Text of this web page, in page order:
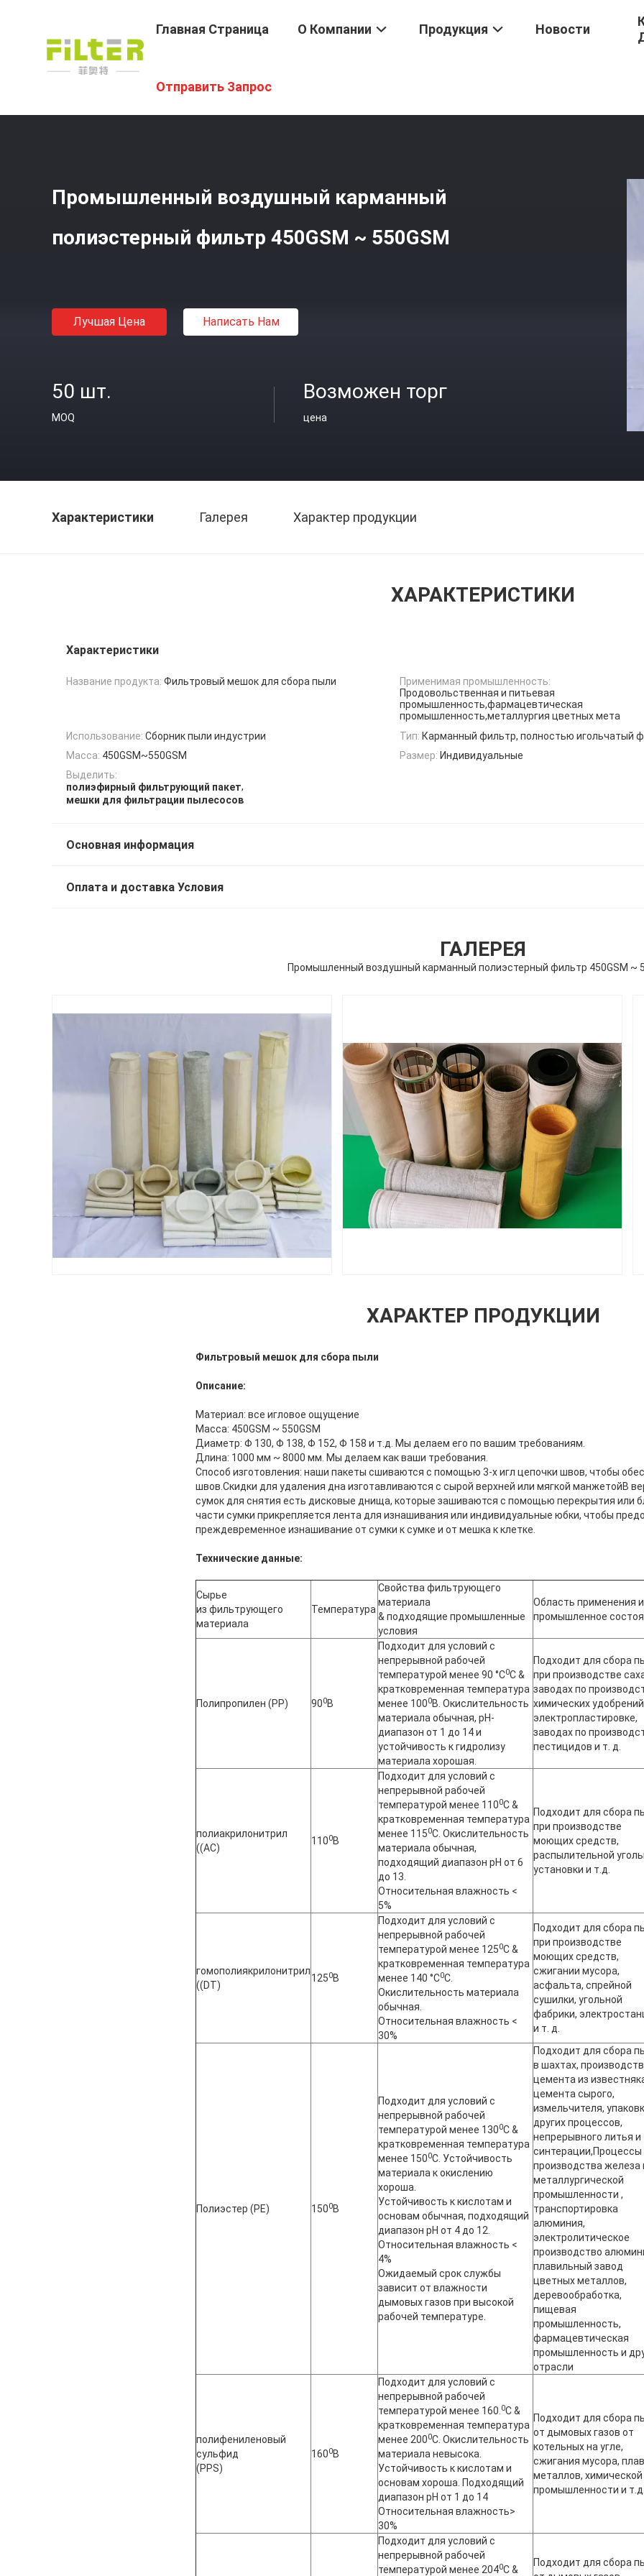
Главная Страница О Компании Продукция Новости
Отправить Запрос
Главная Страница
Промышленный воздушный карманный
полиэстерный фильтр 450GSM ~ 550GSM
Лучшая Цена Написать Нам
50 шт.
MOQ
Возможен торг
цена
Характеристики Галерея Характер продукции
ХАРАКТЕРИСТИКИ
Характеристики
Название продукта: Фильтровый мешок для сбора пыли
Применимая промышленность:
Продовольственная и питьевая
промышленность,фармацевтическая
промышленность,металлургия цветных мета
Использование: Сборник пыли индустрии Тип: Карманный фильтр, полностью игольчатый
Масса: 450GSM~550GSM Размер: Индивидуальные
Выделить:
полиэфирный фильтрующий пакет,
мешки для фильтрации пылесосов
Основная информация
Оплата и доставка Условия
ГАЛЕРЕЯ
Промышленный воздушный карманный полиэстерный фильтр 450GSM ~
ХАРАКТЕР ПРОДУКЦИИ
Фильтровый мешок для сбора пыли
Описание:
Материал: все игловое ощущение
Масса: 450GSM ~ 550GSM
Диаметр: Φ 130, Φ 138, Φ 152, Φ 158 и т.д. Мы делаем его по вашим требованиям.
Длина: 1000 мм ~ 8000 мм. Мы делаем как ваши требования.
Способ изготовления: наши пакеты сшиваются с помощью 3-х игл цепочки швов, чтобы
швов.Скидки для удаления дна изготавливаются с сырой верхней или мягкой манжетойВ
сумок для снятия есть дисковые днища, которые зашиваются с помощью перекрытия или
части сумки прикрепляется лента для изнашивания или индивидуальные юбки, чтобы
преждевременное изнашивание от сумки к сумке и от мешка к клетке.
Технические данные:
Сырье
из фильтрующего
материала
Температура
Свойства фильтрующего
материала
& подходящие промышленные
условия
Область применения и
промышленное
Полипропилен (PP) 900В
Подходит для условий с
непрерывной рабочей
температурой менее 90 °C0C &
кратковременная температура
менее 1000В. Окислительность
материала обычная, pH-
диапазон от 1 до 14 и
устойчивость к гидролизу
материала хорошая.
Подходит для сбора
при производстве
заводах по
химических
электропластировке,
заводах по
пестицидов и т. д.
полиакрилонитрил
((AC)
1100В
Подходит для условий с
непрерывной рабочей
температурой менее 1100C &
кратковременная температура
менее 1150С. Окислительность
материала обычная,
подходящий диапазон pH от 6
до 13.
Относительная влажность <
5%
Подходит для сбора
при производстве
моющих средств,
распылительной
установки и т.д.
гомополиякрилонитрил
((DT)
1250В
Подходит для условий с
непрерывной рабочей
температурой менее 1250C &
кратковременная температура
менее 140 °C0С.
Окислительность материала
обычная.
Относительная влажность <
30%
Подходит для сбора
при производстве
моющих средств,
сжигании мусора,
асфальта, спрейной
сушилки, угольной
фабрики,
и т. д.
Полиэстер (PE) 1500В
Подходит для условий с
непрерывной рабочей
температурой менее 1300C &
кратковременная температура
менее 1500C. Устойчивость
материала к окислению
хороша.
Устойчивость к кислотам и
основам обычная, подходящий
диапазон pH от 4 до 12.
Относительная влажность <
4%
Ожидаемый срок службы
зависит от влажности
дымовых газов при высокой
рабочей температуре.
Подходит для сбора
в шахтах,
цемента из
цемента сырого,
измельчителя,
других процессов,
непрерывного литья и
синтерации,Процессы
производства железа
металлургической
промышленности ,
транспортировка
алюминия,
электролитическое
производство
плавильный завод
цветных металлов,
деревообработка,
пищевая
промышленность,
фармацевтическая
промышленность и
отрасли
полифениленовый
сульфид
(PPS)
1600В
Подходит для условий с
непрерывной рабочей
температурой менее 160. 0C &
кратковременная температура
менее 2000С. Окислительность
материала невысока.
Устойчивость к кислотам и
основам хороша. Подходящий
диапазон pH от 1 до 14
Относительная влажность>
30%
Подходит для сбора
от дымовых газов от
котельных на угле,
сжигания мусора,
металлов, химической
промышленности и т.д.
Подходит для условий с
непрерывной рабочей
температурой менее 2040C &
Подходит для сбора